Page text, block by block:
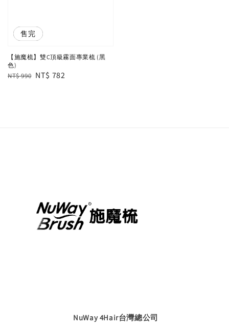
優惠
售完
【施魔梳】雙C頂級霧面專業梳 (黑
色)
Regular
NT$ 990 Sale
NT$ 782
NuWay 4Hair台灣總公司